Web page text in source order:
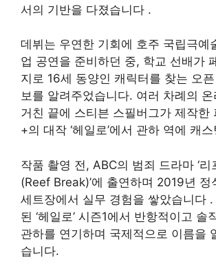
서의 기반을 다졌습니다 .
데뷔는 우연한 기회에 호주 국립극예
업 공연을 준비하던 중, 학교 선배가
지로 16세 동양인 캐릭터를 찾는 오
보를 알려주었습니다. 여러 차례의
거친 끝에 스티븐 스필버그가 제작한
+의 대작 ‘헤일로’에서 관하 역에 캐
작품 촬영 전, ABC의 범죄 드라마 ‘리
(Reef Break)’에 출연하며 2019년 정
세트장에서 실무 경험을 쌓았습니다 .
된 ‘헤일로’ 시즌1에서 반항적이고 솔
관하를 연기하며 국제적으로 이름을
습니다.